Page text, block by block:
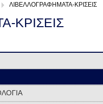
ΛΙΒΕΛΛΟΓΡΑΦΗΜΑΤΑ-ΚΡΙΣΕΙΣ
ΚΡΙΣΕΙΣ